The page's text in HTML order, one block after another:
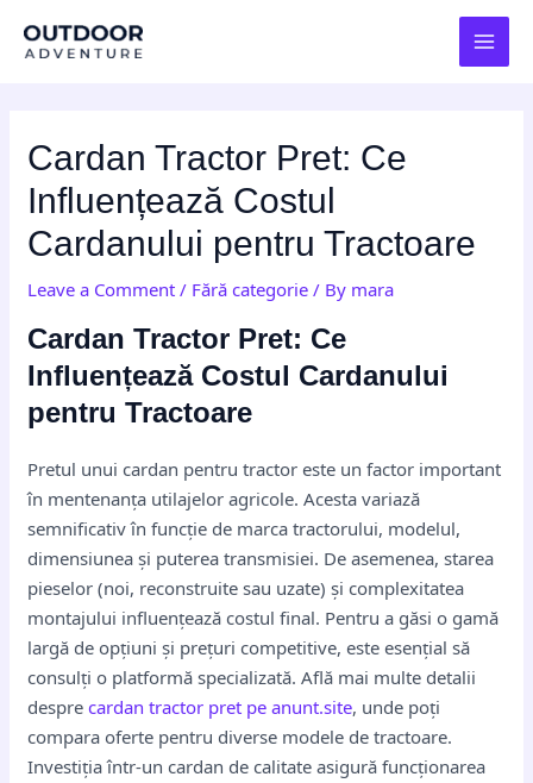
Cardan Tractor Pret: Ce
Influențează Costul
Cardanului pentru Tractoare
Leave a Comment / Fără categorie / By mara
Cardan Tractor Pret: Ce
Influențează Costul Cardanului
pentru Tractoare
Pretul unui cardan pentru tractor este un factor important
în mentenanța utilajelor agricole. Acesta variază
semnificativ în funcție de marca tractorului, modelul,
dimensiunea și puterea transmisiei. De asemenea, starea
pieselor (noi, reconstruite sau uzate) și complexitatea
montajului influențează costul final. Pentru a găsi o gamă
largă de opțiuni și prețuri competitive, este esențial să
consulți o platformă specializată. Află mai multe detalii
desprecardan tractor pret pe anunt.site, unde poți
compara oferte pentru diverse modele de tractoare.
Investiția într-un cardan de calitate asigură funcționarea
navigation